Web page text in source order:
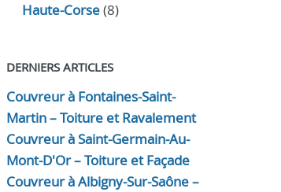
Haute-Corse(8)
DERNIERS ARTICLES
Couvreur à Fontaines-Saint-
Martin – Toiture et Ravalement
Couvreur à Saint-Germain-Au-
Mont-D'Or – Toiture et Façade
Couvreur à Albigny-Sur-Saône –